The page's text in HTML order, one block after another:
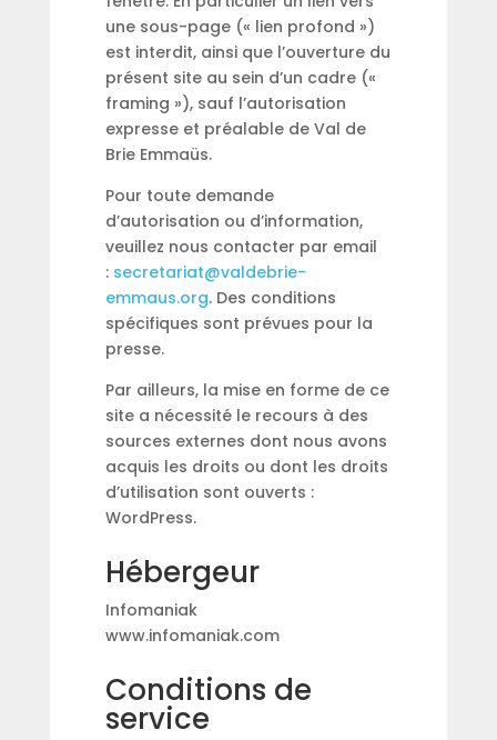
une sous-page (« lien profond »)
est interdit, ainsi que l’ouverture du
présent site au sein d’un cadre («
framing »), sauf l’autorisation
expresse et préalable de Val de
Brie Emmaüs.
Pour toute demande
d’autorisation ou d’information,
veuillez nous contacter par email
: secretariat@valdebrie-
emmaus.org. Des conditions
spécifiques sont prévues pour la
presse.
Par ailleurs, la mise en forme de ce
site a nécessité le recours à des
sources externes dont nous avons
acquis les droits ou dont les droits
d’utilisation sont ouverts :
WordPress.
Hébergeur
Infomaniak ‎
www.infomaniak.com
Conditions de
service